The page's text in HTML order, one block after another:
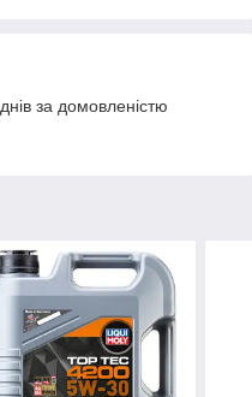
за домовленістю